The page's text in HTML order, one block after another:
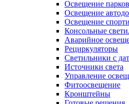
Освещение парков
Освещение
Освещение
Консольные
Аварийное
Рециркуляторы
Светильники с
Источники света
Управление
Фитоосвещение
Кронштейны